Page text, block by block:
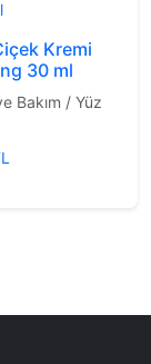
Kremi
30 ml
Bakım / Yüz